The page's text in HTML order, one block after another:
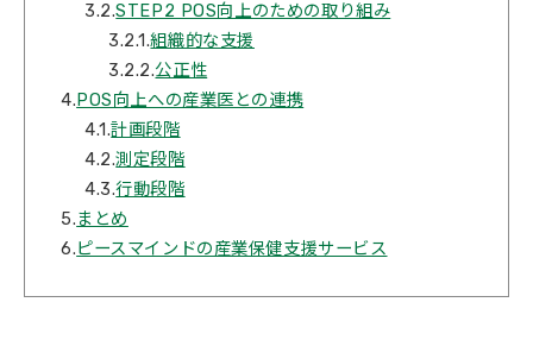
3.2.STEP2 POS向上のための取り組み
3.2.1.組織的な支援
3.2.2.公正性
4.POS向上への産業医との連携
4.1.計画段階
4.2.測定段階
4.3.行動段階
5.まとめ
6.ピースマインドの産業保健支援サービス